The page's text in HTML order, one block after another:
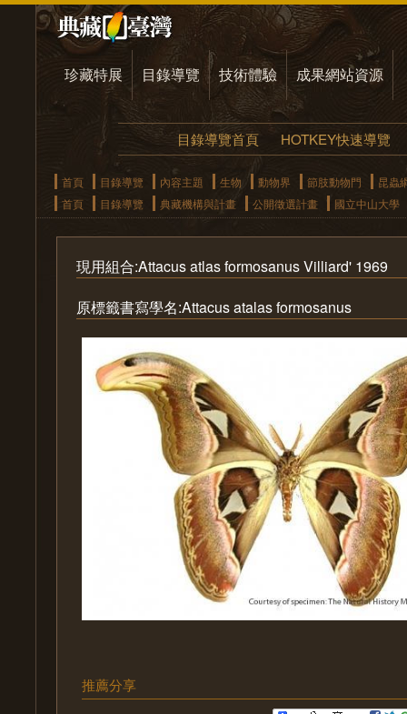
珍藏特展 目錄導覽 技術體驗 成果網站資源
目錄導覽首頁 HOTKEY快速導覽
首頁 目錄導覽 內容主題 生物 動物界 節肢動物門
昆蟲
首頁
目錄導覽 典藏機構與計畫 公開徵選計畫 國立中山大學
現用組合:Attacus atlas formosanus Villiard' 1969
原標籤書寫學名:Attacus atalas formosanus
推薦分享